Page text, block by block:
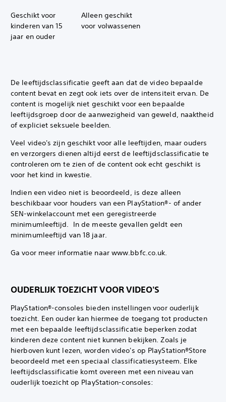
Geschikt voor
kinderen van 15
jaar en ouder
Alleen geschikt
voor volwassenen
De leeftijdsclassificatie geeft aan dat de video bepaalde
content bevat en zegt ook iets over de intensiteit ervan. De
content is mogelijk niet geschikt voor een bepaalde
leeftijdsgroep door de aanwezigheid van geweld, naaktheid
of expliciet seksuele beelden.
Veel video's zijn geschikt voor alle leeftijden, maar ouders
en verzorgers dienen altijd eerst de leeftijdsclassificatie te
controleren om te zien of de content ook echt geschikt is
voor het kind in kwestie.‎
Indien een video niet is beoordeeld, is deze alleen
beschikbaar voor houders van een PlayStation®- of ander
SEN-winkelaccount met een geregistreerde
minimumleeftijd. ‎ In de meeste gevallen geldt een
minimumleeftijd van 18 jaar.‎ ‎ ‎
Ga voor meer informatie naar www.bbfc.co.uk.
OUDERLIJK TOEZICHT VOOR VIDEO'S
PlayStation®-consoles bieden instellingen voor ouderlijk
toezicht. Een ouder kan hiermee de toegang tot producten
met een bepaalde leeftijdsclassificatie beperken zodat
kinderen deze content niet kunnen bekijken. Zoals je
hierboven kunt lezen, worden video's op PlayStation®Store
beoordeeld met een speciaal classificatiesysteem. Elke
leeftijdsclassificatie komt overeen met een niveau van
ouderlijk toezicht op PlayStation-consoles: